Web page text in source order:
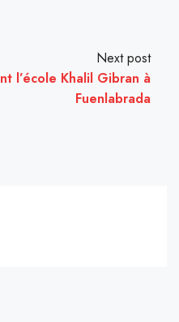
Next post
l’école Khalil Gibran à
Fuenlabrada